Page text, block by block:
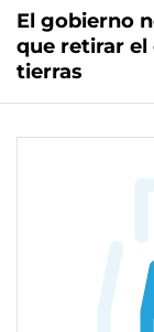
El gobierno
que retirar
tierras